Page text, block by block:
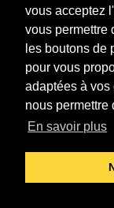
vous acceptez
vous permettre
les boutons de
pour vous
adaptées à vos
nous permettre
En savoir plus
Association